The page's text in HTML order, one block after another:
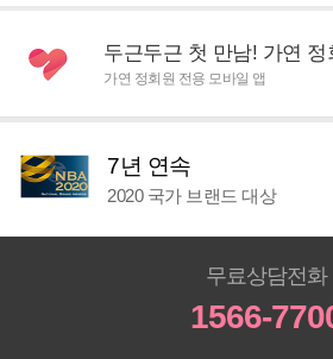
두근두근 첫 만남! 가연 정
가연 정회원 전용 모바일 앱
7년 연속
2020 국가 브랜드 대상
무료상담전화
1566-